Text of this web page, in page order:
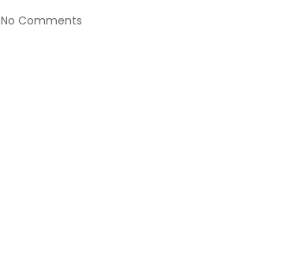
No Comments